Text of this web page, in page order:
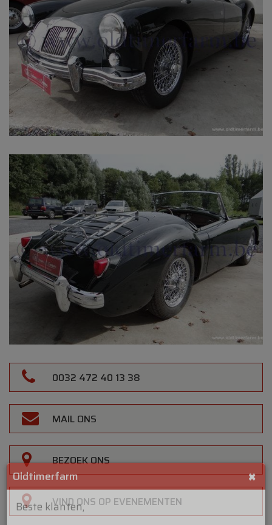
0032 472 40 13 38
MAIL ONS
BEZOEK ONS
VIND ONS OP EVENEMENTEN ×
Oldtimerfarm